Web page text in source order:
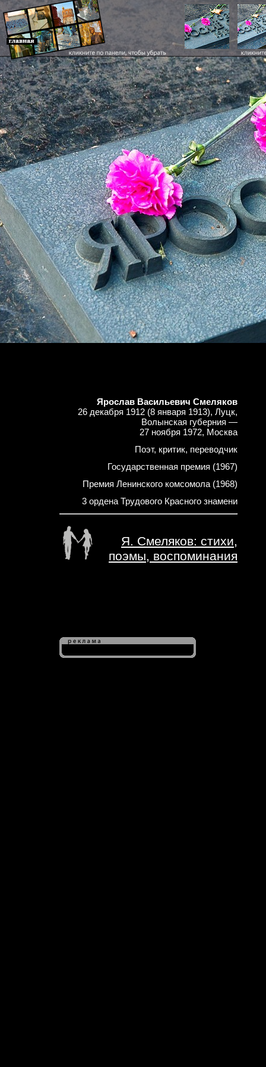
Ярослав Васильевич Смеляков
26 декабря 1912 (8 января 1913), Луцк,
Волынская губерния —
27 ноября 1972, Москва
Поэт, критик, переводчик
Государственная премия (1967)
Премия Ленинского комсомола (1968)
3 ордена Трудового Красного знамени
Я. Смеляков: стихи,
поэмы, воспоминания